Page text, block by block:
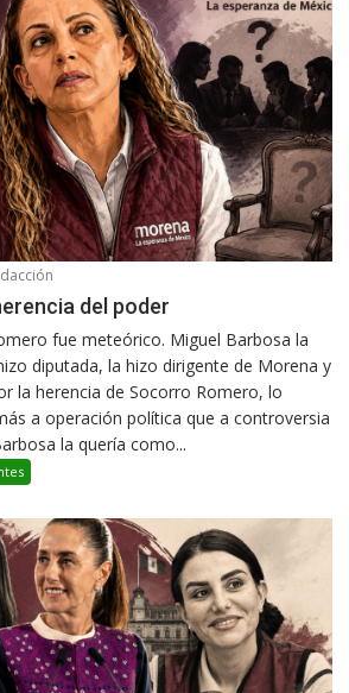
del poder
fue meteórico. Miguel Barbosa la
diputada, la hizo dirigente de Morena y
la herencia de Socorro Romero, lo
a operación política que a controversia
la quería como...